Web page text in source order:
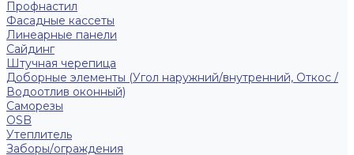
Профнастил
Фасадные кассеты
Линеарные панели
Сайдинг
Штучная черепица
Доборные элементы (Угол наружний/внутренний, Откос /
Водоотлив оконный)
Саморезы
OSB
Утеплитель
Заборы/ограждения